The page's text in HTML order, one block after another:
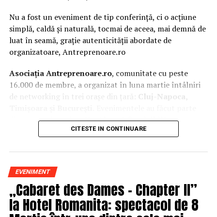
Nu a fost un eveniment de tip conferință, ci o acțiune
simplă, caldă și naturală, tocmai de aceea, mai demnă de
luat în seamă, grație autenticității abordate de
organizatoare, Antreprenoare.ro
Asociația Antreprenoare.ro, comunitate cu peste
16.000 de membre, a organizat în luna martie întâlniri
de networking în trei orașe din țară:
Cluj-Napoca,
campania națională„Aleg să fiu vizibilă„, o
inițiativă care combină sesiuni de fotografie de brand
prezentă, cu numele tău și cu afacerea ta, în spațiul
public.
La Cluj-Napoca, sesiunile foto au fost susținute de doi
fotografi profesioniști:Valentina Mihalache
(lightsun.ro) șiDeni Sîrb(DA Studio). Valentina a venit
CITESTE IN CONTINUARE
EVENIMENT
„Cabaret des Dames – Chapter II”
la Hotel Romanita: spectacol de 8